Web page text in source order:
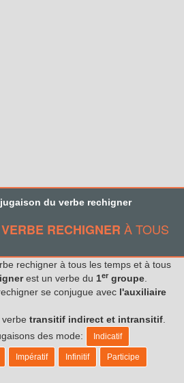
du verbe rechigner
RECHIGNER À TOUS
rechigner à tous les temps et à tous
est un verbe du 1er groupe
se conjugue avec l'auxiliaire
transitif indirect et intransitif
des mode:
Indicatif
Impératif Infinitif Participe